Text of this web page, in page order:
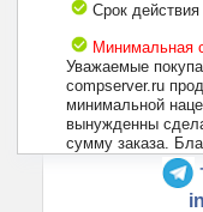
Срок
Минимальная
Уважаемые
compserver.ru
минимальной
вынужденны
сумму заказа.